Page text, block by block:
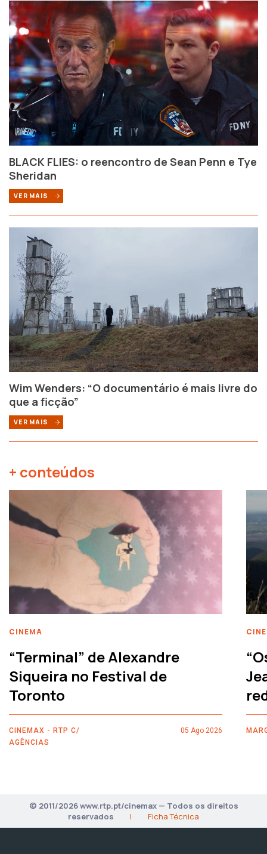
BLACK FLIES: o reencontro de Sean Penn e Tye
Sheridan
VER MAIS
Wim Wenders: “O documentário é mais livre do
que a ficção”
VER MAIS
+ conteúdos
CINEMA
“Terminal” de Alexandre
Siqueira no Festival de
Toronto
CINEMAX - RTP C/
AGÊNCIAS
05 Ago 2026
© 2011/2026 www.rtp.pt/cinemax — Todos os direitos
reservados
| Ficha Técnica